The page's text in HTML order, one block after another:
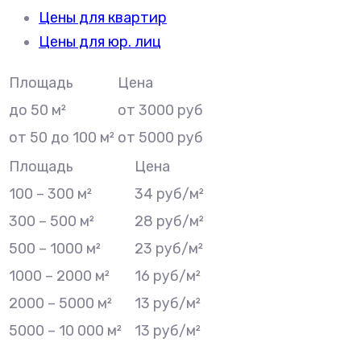
Цены для квартир
Цены для юр. лиц
Площадь
Цена
до 50 м²
от 3000 руб
от 50 до 100 м² от 5000 руб
Площадь
Цена
100 – 300 м²
34 руб/м²
300 – 500 м²
28 руб/м²
500 – 1000 м²
23 руб/м²
1000 – 2000 м²
16 руб/м²
2000 – 5000 м²
13 руб/м²
5000 – 10 000 м²
13 руб/м²